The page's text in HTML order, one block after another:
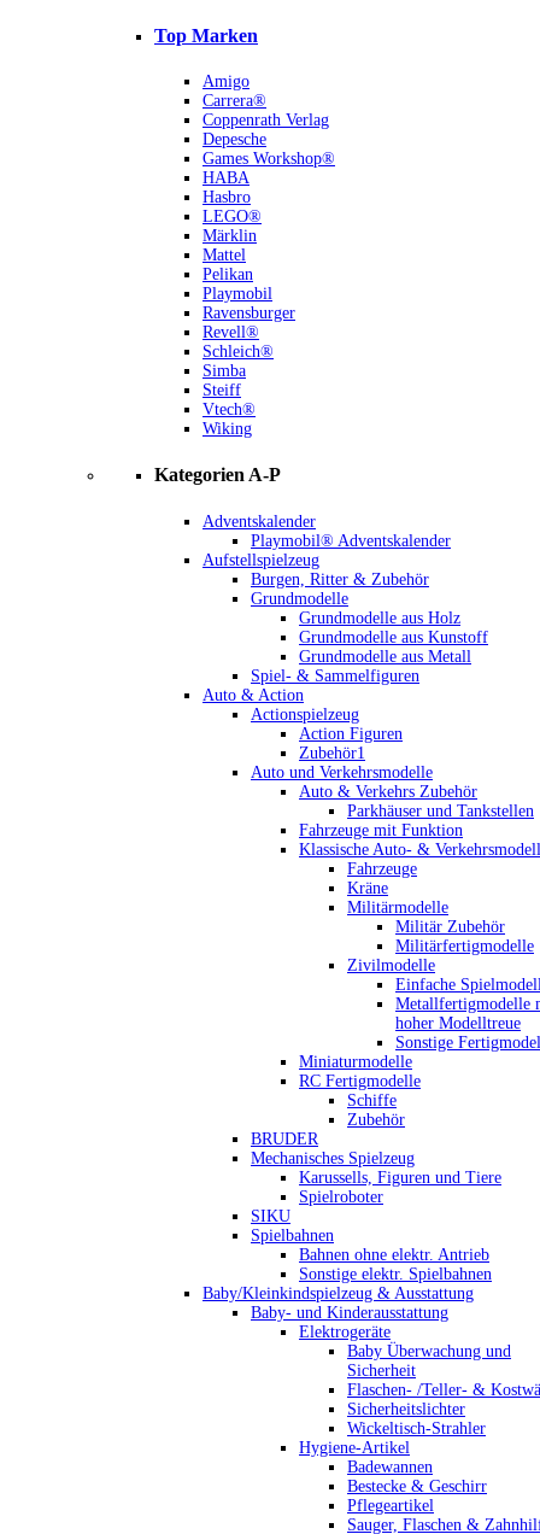
Top Marken
Amigo
Carrera®
Coppenrath Verlag
Depesche
Games Workshop®
HABA
Hasbro
LEGO®
Märklin
Mattel
Pelikan
Playmobil
Ravensburger
Revell®
Schleich®
Simba
Steiff
Vtech®
Wiking
Kategorien A-P
Adventskalender
Playmobil® Adventskalender
Aufstellspielzeug
Burgen, Ritter & Zubehör
Grundmodelle
Grundmodelle aus Holz
Grundmodelle aus Kunstoff
Grundmodelle aus Metall
Spiel- & Sammelfiguren
Auto & Action
Actionspielzeug
Action Figuren
Zubehör1
Auto und Verkehrsmodelle
Auto & Verkehrs Zubehör
Parkhäuser und Tankstellen
Fahrzeuge mit Funktion
Klassische Auto- &
Fahrzeuge
Kräne
Militärmodelle
Militär Zubehör
Militärfertigmodelle
Zivilmodelle
Einfache
Metallfertigmodelle
hoher Modelltreue
Sonstige
Miniaturmodelle
RC Fertigmodelle
Schiffe
Zubehör
BRUDER
Mechanisches Spielzeug
Karussells, Figuren und Tiere
Spielroboter
SIKU
Spielbahnen
Bahnen ohne elektr. Antrieb
Sonstige elektr. Spielbahnen
Baby/Kleinkindspielzeug & Ausstattung
Baby- und Kinderausstattung
Elektrogeräte
Baby Überwachung und
Sicherheit
Flaschen- /Teller- &
Sicherheitslichter
Wickeltisch-Strahler
Hygiene-Artikel
Badewannen
Bestecke & Geschirr
Pflegeartikel
Sauger, Flaschen &